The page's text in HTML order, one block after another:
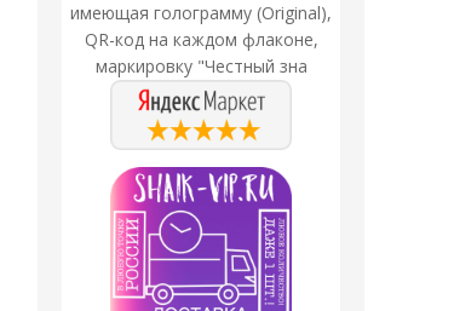
имеющая голограмму (Original),
QR-код на каждом флаконе,
маркировку "Честный зна